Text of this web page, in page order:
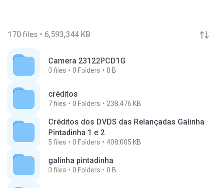
170 files • 6,593,344 KB
Camera 23122PCD1G
0 files 0 Folders 0 B
créditos
7files 0 Folders 238,476 KB
Créditos dos DVDS das Relançadas Galinha
Pintadinha 1 e 2
5 files 0 Folders 408,005 KB
galinha pintadinha
0 files 0 Folders 0 B